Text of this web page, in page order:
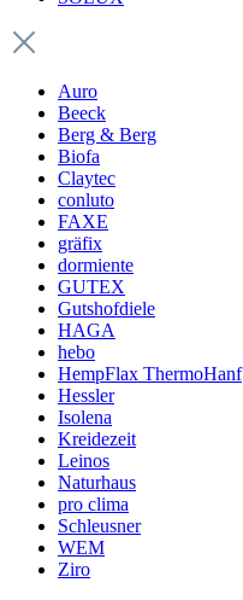
Auro
Beeck
Berg & Berg
Biofa
Claytec
conluto
FAXE
gräfix
dormiente
GUTEX
Gutshofdiele
HAGA
hebo
HempFlax ThermoHanf
Hessler
Isolena
Kreidezeit
Leinos
Naturhaus
pro clima
Schleusner
WEM
Ziro